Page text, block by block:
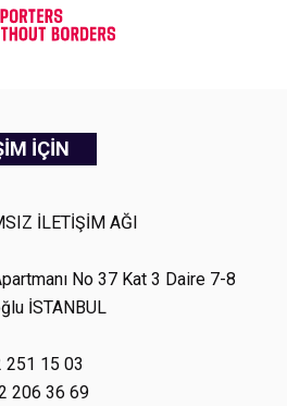
İÇİN
İLETİŞİM AĞI
No 37 Kat 3 Daire 7-8
İSTANBUL
251 15 03
206 36 69